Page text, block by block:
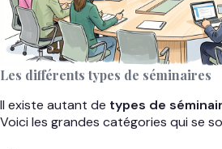
Les différents types de séminaires
Il existe autant de types de
Voici les grandes catégories qui se